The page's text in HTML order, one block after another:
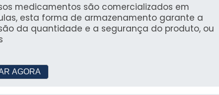
medicamentos são comercializados em
esta forma de armazenamento garante a
da quantidade e a segurança do produto, ou
AGORA